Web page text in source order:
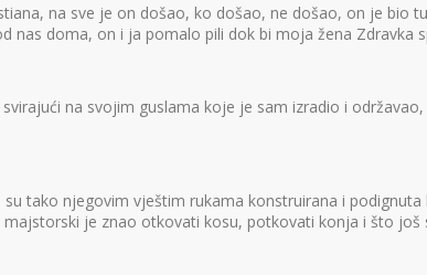
na sve je on došao, ko došao, ne došao, on je bio
doma, on i ja pomalo pili dok bi moja žena Zdravka
na svojim guslama koje je sam izradio i
tako njegovim vještim rukama konstruirana i
je znao otkovati kosu, potkovati konja i što